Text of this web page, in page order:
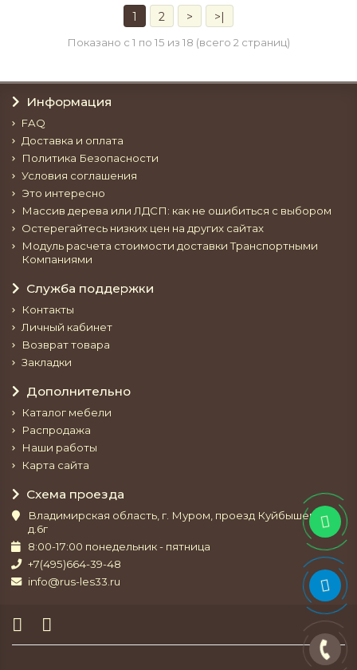
1 2 > >|
Показано с 1 по 15 из 18 (всего 2 страниц)
Информация
FAQ
Доставка и оплата
Политика Безопасности
Условия соглашения
Это интересно
Массив дерева или ЛДСП: как не ошибиться с выбором
Остерегайтесь низких цен на других сайтах
Модуль расчета стоимости доставки Транспортными
Компаниями
Служба поддержки
Контакты
Личный кабинет
Возврат товара
Закладки
Дополнительно
Каталог мебели
Распродажа
Наши работы
Карта сайта
Схема проезда
Владимирская область, г. Муром, проезд Куйбышева,
д.6г
8:00-17:00 понедельник - пятница
+7(495)664-39-48
info@rus-les33.ru